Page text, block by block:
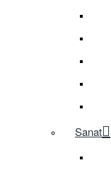
Sanat